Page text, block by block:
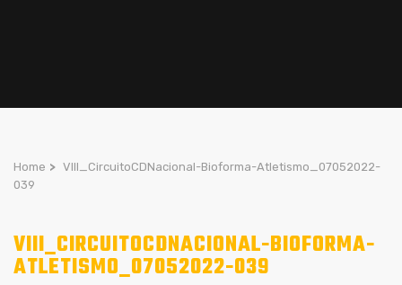
Home > VIII_CircuitoCDNacional-Bioforma-Atletismo_07052022-
039
VIII_CIRCUITOCDNACIONAL-BIOFORMA-
ATLETISMO_07052022-039